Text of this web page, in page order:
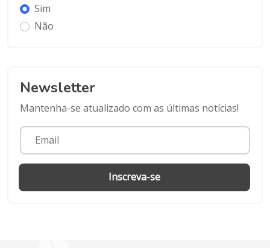
Sim
Não
Newsletter
Mantenha-se atualizado com as últimas notícias!
Inscreva-se